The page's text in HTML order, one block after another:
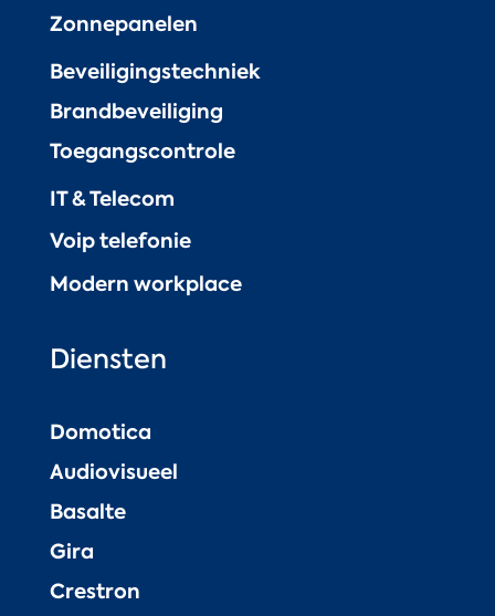
Zonnepanelen
Beveiligingstechniek
Brandbeveiliging
Toegangscontrole
IT & Telecom
Voip telefonie
Modern workplace
Diensten
Domotica
Audiovisueel
Basalte
Gira
Crestron